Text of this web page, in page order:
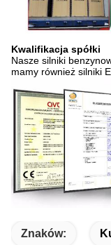
Kwalifikacja spółki
Nasze silniki
mamy również silniki
Znaków: